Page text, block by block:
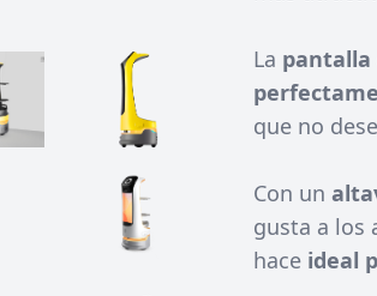
La pantalla
que no
Con un
gusta a los
hace ideal